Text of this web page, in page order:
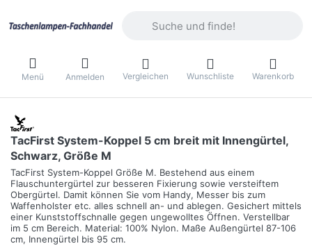
Menü Anmelden Vergleichen Wunschliste Warenkorb
TacFirst System-Koppel 5 cm breit mit Innengürtel,
Schwarz, Größe M
TacFirst System-Koppel Größe M. Bestehend aus einem
Flauschuntergürtel zur besseren Fixierung sowie versteiftem
Obergürtel. Damit können Sie vom Handy, Messer bis zum
Waffenholster etc. alles schnell an- und ablegen. Gesichert mittels
einer Kunststoffschnalle gegen ungewolltes Öffnen. Verstellbar
im 5 cm Bereich. Material: 100% Nylon. Maße Außengürtel 87-106
cm, Innengürtel bis 95 cm.